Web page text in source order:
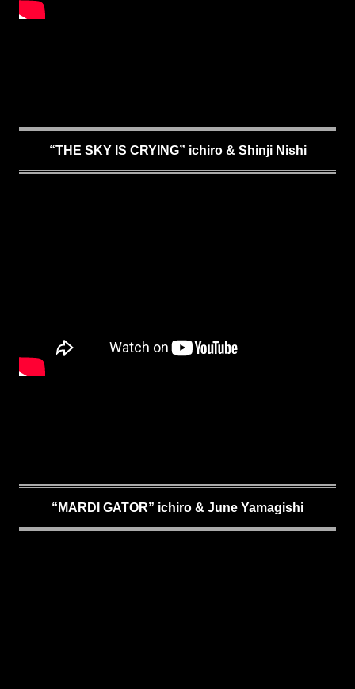
“THE SKY IS CRYING” ichiro & Shinji Nishi
“MARDI GATOR” ichiro & June Yamagishi